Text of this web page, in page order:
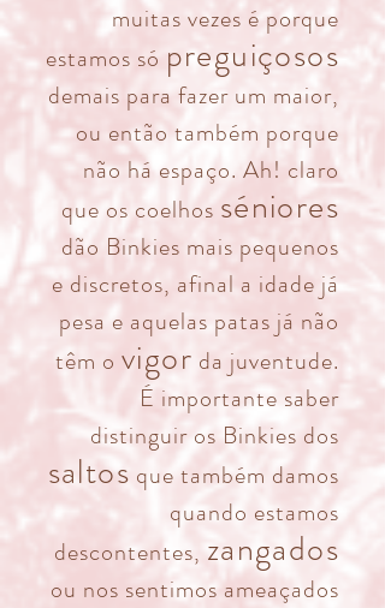
muitas vezes é porque
estamos só preguiçosos
demais para fazer um maior,
ou então também porque
não há espaço. Ah! claro
que os coelhos séniores
dão Binkies mais pequenos
e discretos, afinal a idade já
pesa e aquelas patas já não
têm o vigor da juventude.
É importante saber
distinguir os Binkies dos
saltos que também damos
quando estamos
descontentes, zangados
ou nos sentimos ameaçados